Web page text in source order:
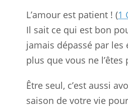
L’amour est patient ! (1
Il sait ce qui est bon
jamais dépassé par les
plus que vous ne
Être seul, c’est aussi
saison de votre vie